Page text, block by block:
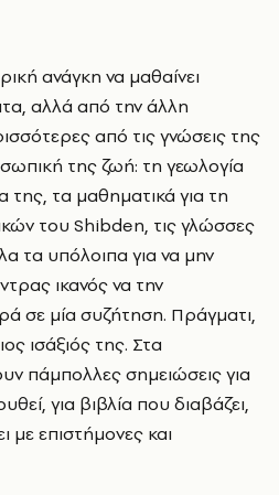
ανάγκη να μαθαίνει
αλλά από την άλλη
από τις γνώσεις της
της ζωή: τη γεωλογία
της, τα μαθηματικά για τη
του Shibden, τις γλώσσες
τα υπόλοιπα για να μην
ικανός να την
σε μία συζήτηση. Πράγματι,
ισάξιός της. Στα
πάμπολλες σημειώσεις για
για βιβλία που διαβάζει,
με επιστήμονες και